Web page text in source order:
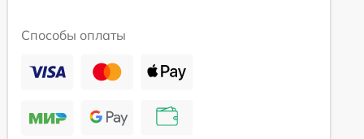
Способы оплаты